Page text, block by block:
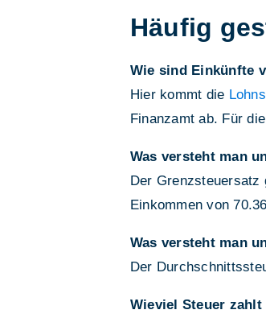
Häufig
Wie sind Einkünfte
Hier kommt die
Finanzamt ab. Für
Was versteht man
Der
Einkommen von
Was versteht man
Der
Wieviel Steuer zahlt